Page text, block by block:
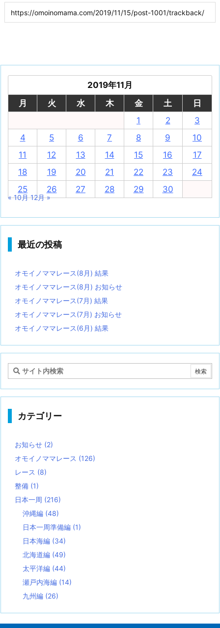
2019年11月
月
火 水 木 金 土
日
1
2
3
4
5 6 7 8 9
10
11
12 13 14 15 16
17
18
19 20 21 22 23
24
25
26 27 28 29 30
« 10月 12月 »
最近の投稿
オモイノママレース(8月) 結果
オモイノママレース(8月) お知らせ
オモイノママレース(7月) 結果
オモイノママレース(7月) お知らせ
オモイノママレース(6月) 結果
カテゴリー
お知らせ (2)
オモイノママレース (126)
レース (8)
整備 (1)
日本一周 (216)
沖縄編 (48)
日本一周準備編 (1)
日本海編 (34)
北海道編 (49)
太平洋編 (44)
瀬戸内海編 (14)
九州編 (26)